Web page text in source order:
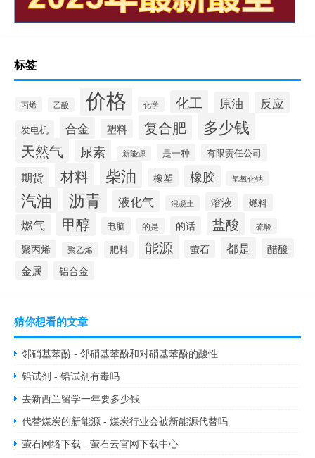
标签
丙烯 乙酸 价格 化学 化工 原油 反应
发电机 合金 塑料 复合肥 多少钱
天然气 尿素 新能源 是一种 有限责任公司
期货 材料 柴油 橡塑 橡胶 氢氧化钠
汽油 沥青 液化气 混凝土 溶液 燃料
燃气 甲醇 电脑 的是 的话 盐酸 硫酸
聚丙烯 聚乙烯 肥料 能源 萤石 都是 醋酸
金属 铝合金
猜你想看的文章
邻硝基苯酚 - 邻硝基苯酚和对硝基苯酚的酸性
铅试剂 - 铅试剂有毒吗
去新西兰留学一年要多少钱
代替煤炭的新能源 - 煤炭行业会被新能源代替吗
萤石网络下载 - 萤石云官网下载中心